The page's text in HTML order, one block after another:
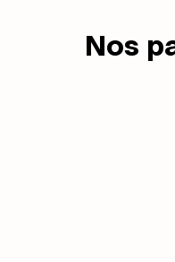
Nos